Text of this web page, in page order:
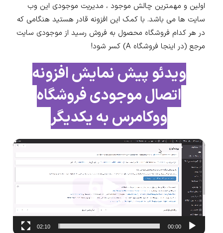
اولین و مهمترین چالش موجود ، مدیریت موجودی این وب
سایت ها می باشد. با کمک این افزونه قادر هستید هنگامی که
در هر کدام فروشگاه محصول به فروش رسید از موجودی سایت
مرجع (در اینجا فروشگاه A) کسر شود!
ویدئو پیش نمایشافزونه
اتصال موجودی فروشگاه
ووکامرس به یکدیگر
نمایشگر
ویدیو
00:00
02:10